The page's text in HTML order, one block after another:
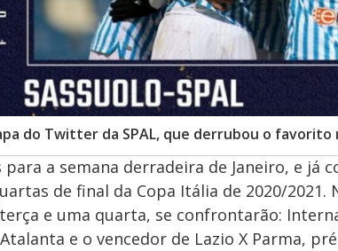
do Twitter da SPAL, que derrubou o favorito
para a semana derradeira de Janeiro, e já
de final da Copa Itália de 2020/2021.
e uma quarta, se confrontarão:
e o vencedor de Lazio X Parma,